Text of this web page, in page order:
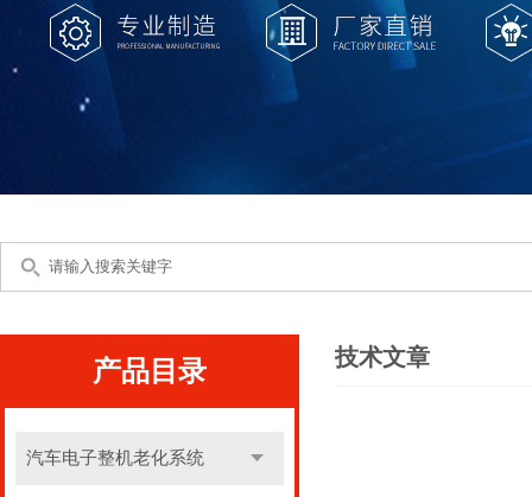
产品目录
汽车电子整机老化系统
技术文章